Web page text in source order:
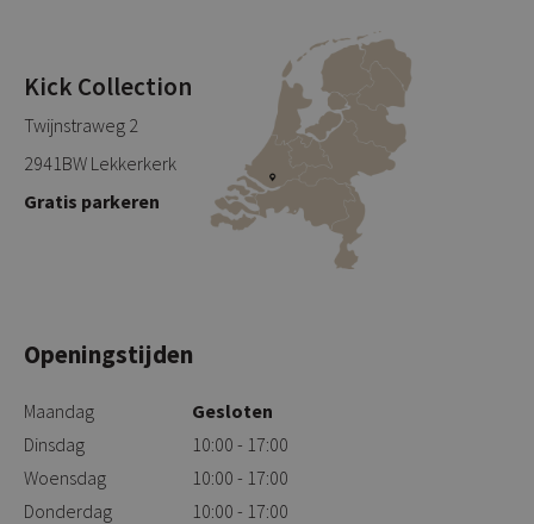
Kick Collection
Twijnstraweg 2
2941BW Lekkerkerk
Gratis parkeren
Openingstijden
Maandag
Gesloten
Dinsdag
10:00 - 17:00
Woensdag
10:00 - 17:00
Donderdag
10:00 - 17:00